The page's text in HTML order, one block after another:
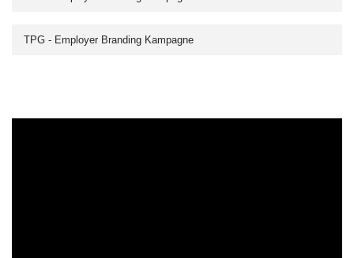
TPG - Employer Branding Kampagne